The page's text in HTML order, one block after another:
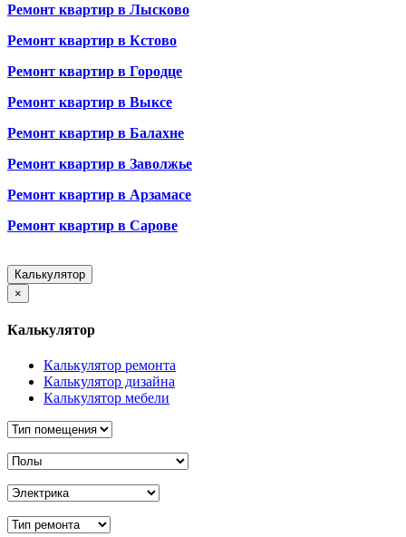
Ремонт квартир в Лысково
Ремонт квартир в Кстово
Ремонт квартир в Городце
Ремонт квартир в Выксе
Ремонт квартир в Балахне
Ремонт квартир в Заволжье
Ремонт квартир в Арзамасе
Ремонт квартир в Сарове
Калькулятор
×
Калькулятор
Калькулятор ремонта
Калькулятор дизайна
Калькулятор мебели